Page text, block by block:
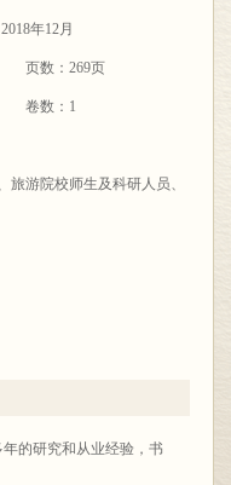
年12月
页数：269页
卷数：1
游院校师生及科研人员、
的研究和从业经验，书